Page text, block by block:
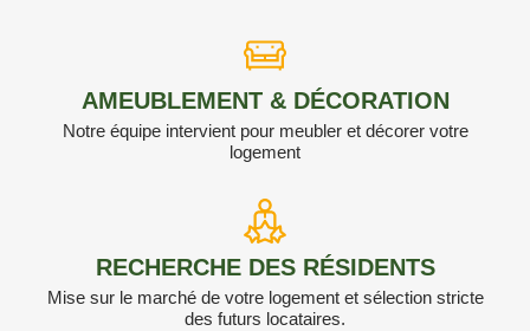
AMEUBLEMENT & DÉCORATION​
Notre équipe intervient pour meubler et décorer votre
logement
RECHERCHE DES RÉSIDENTS
Mise sur le marché de votre logement et sélection stricte
des futurs locataires.